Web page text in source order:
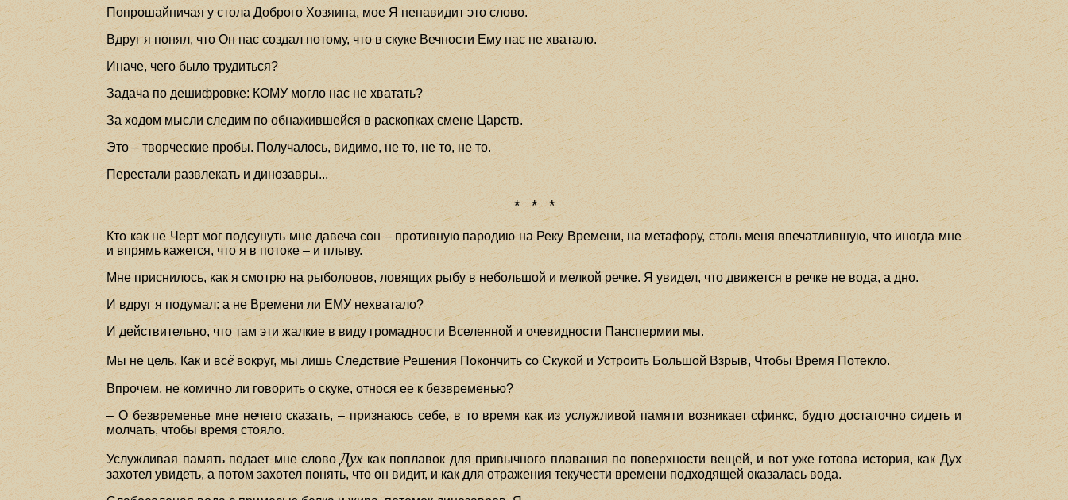
Попрошайничая у стола Доброго Хозяина, мое Я ненавидит это слово.
Вдруг я понял, что Он нас создал потому, что в скуке Вечности Ему нас не хватало.
Иначе, чего было трудиться?
Задача по дешифровке: КОМУ могло нас не хватать?
За ходом мысли следим по обнажившейся в раскопках смене Царств.
Это – творческие пробы. Получалось, видимо, не то, не то, не то.
Перестали развлекать и динозавры...
* * *
Кто как не Черт мог подсунуть мне давеча сон – противную пародию на Реку Времени, на метафору, столь меня впечатлившую, что иногда мне
и впрямь кажется, что я в потоке – и плыву.
Мне приснилось, как я смотрю на рыболовов, ловящих рыбу в небольшой и мелкой речке. Я увидел, что движется в речке не вода, а дно.
И вдруг я подумал: а не Времени ли ЕМУ нехватало?
И действительно, что там эти жалкие в виду громадности Вселенной и очевидности Панспермии мы.
Мы не цель. Как и всёвокруг, мы лишь Следствие Решения Покончить со Скукой и Устроить Большой Взрыв, Чтобы Время Потекло.
Впрочем, не комично ли говорить о скуке, относя ее к безвременью?
– О безвременье мне нечего сказать, – признаюсь себе, в то время как из услужливой памяти возникает сфинкс, будто достаточно сидеть и
молчать, чтобы время стояло.
Услужливая память подает мне словоДухкак поплавок для привычного плавания по поверхности вещей, и вот уже готова история, как Дух
захотел увидеть, а потом захотел понять, что он видит, и как для отражения текучести времени подходящей оказалась вода.